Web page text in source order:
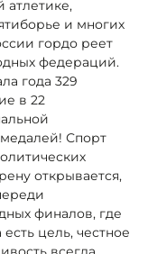
атлетике,
и многих
гордо реет
федераций.
года 329
в 22
Спорт
открывается,
финалов, где
цель, честное